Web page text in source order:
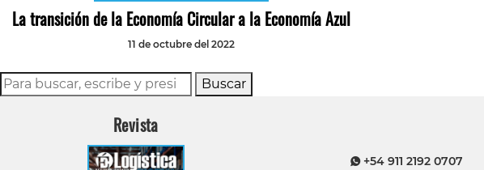
La transición de la Economía Circular a la Economía Azul
11 de octubre del 2022
Buscar
Revista
+54 911 2192 0707